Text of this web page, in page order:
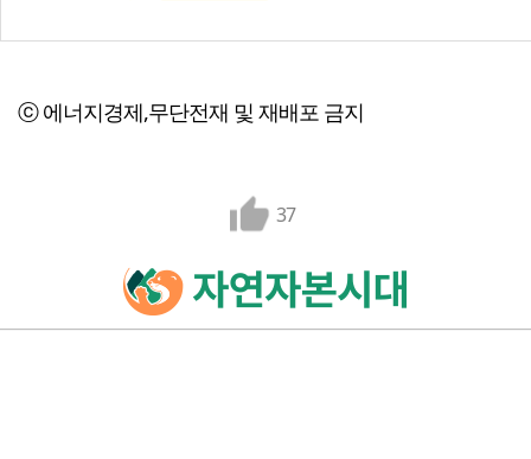
ⓒ 에너지경제,무단전재 및 재배포 금지
37